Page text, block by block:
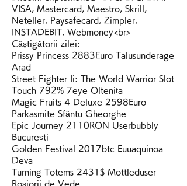
VISA, Mastercard, Maestro, Skrill,
Neteller, Paysafecard, Zimpler,
INSTADEBIT, Webmoney<br>
Câștigătorii zilei:
Prissy Princess 2883Euro Talusunderage
Arad
Street Fighter Ii: The World Warrior Slot
Touch 792% 7eye Oltenița
Magic Fruits 4 Deluxe 2598Euro
Parkasmite Sfântu Gheorghe
Epic Journey 2110RON Userbubbly
București
Golden Festival 2017btc Euuaquinoa
Deva
Turning Totems 2431$ Mottleduser
Roșiorii de Vede